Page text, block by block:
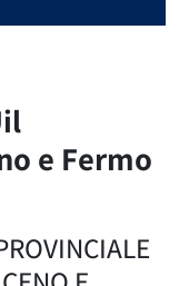
e Fermo